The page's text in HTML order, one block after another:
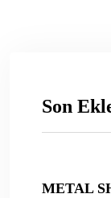
Son
METAL